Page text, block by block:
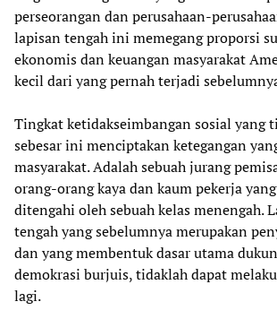
perseorangan dan perusahaan-
lapisan tengah ini memegang proporsi
ekonomis dan keuangan masyarakat
kecil dari yang pernah terjadi
Tingkat ketidakseimbangan sosial yang
sebesar ini menciptakan ketegangan
masyarakat. Adalah sebuah jurang
orang-orang kaya dan kaum pekerja
ditengahi oleh sebuah kelas menengah.
tengah yang sebelumnya merupakan
dan yang membentuk dasar utama
demokrasi burjuis, tidaklah dapat
lagi.